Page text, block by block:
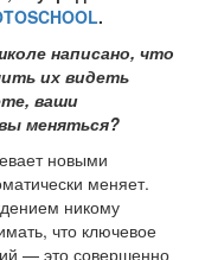
.
написано, что
их видеть
ваши
меняться?
новыми
меняет.
никому
что ключевое
— это совершенно